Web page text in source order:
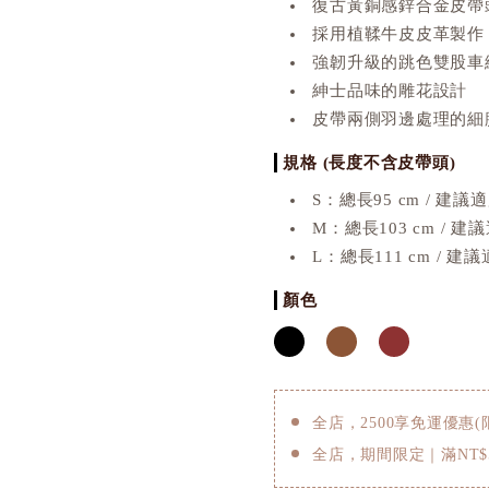
復古黃銅感鋅合金皮帶
採用植鞣牛皮皮革製作
強韌升級的跳色雙股車
紳士品味的雕花設計
皮帶兩側羽邊處理的細
規格 (長度不含皮帶頭)
S：總長95 cm / 建議
M：總長103 cm / 建
L：總長111 cm / 建議
顏色
全店，2500享免運優惠(
全店，期間限定｜滿